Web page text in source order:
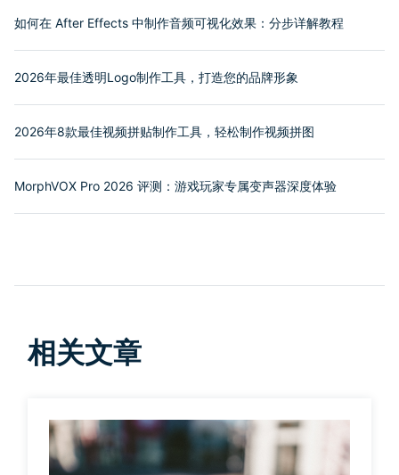
如何在 After Effects 中制作音频可视化效果：分步详解教程
2026年最佳透明Logo制作工具，打造您的品牌形象
2026年8款最佳视频拼贴制作工具，轻松制作视频拼图
MorphVOX Pro 2026 评测：游戏玩家专属变声器深度体验
相关文章